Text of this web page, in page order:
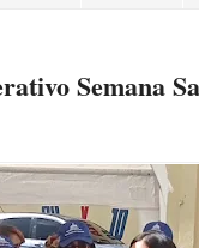
Semana